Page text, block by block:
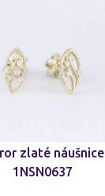
zlaté náušnice
1NSN0637